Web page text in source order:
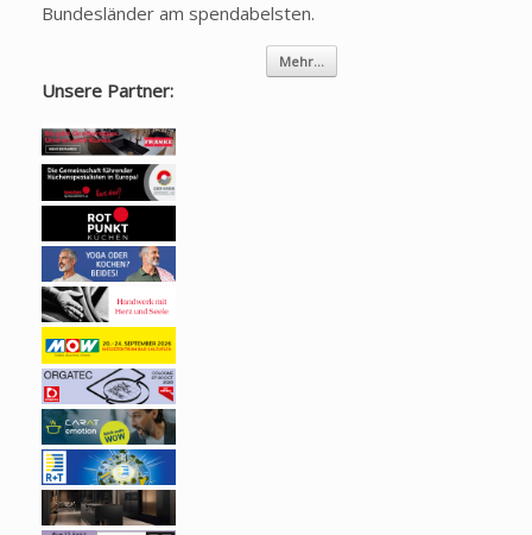
Bundesländer am spendabelsten.
Mehr...
Unsere Partner: